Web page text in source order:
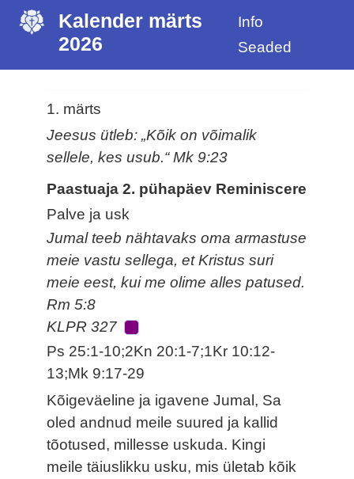
Kalender märts
2026
Info
Seaded
1. märts
Jeesus ütleb: „Kõik on võimalik
sellele, kes usub.“ Mk 9:23
Paastuaja 2. pühapäev Reminiscere
Palve ja usk
Jumal teeb nähtavaks oma armastuse
meie vastu sellega, et Kristus suri
meie eest, kui me olime alles patused.
Rm 5:8
KLPR 327
Ps 25:1-10;2Kn 20:1-7;1Kr 10:12-
13;Mk 9:17-29
Kõigeväeline ja igavene Jumal, Sa
oled andnud meile suured ja kallid
tõotused, millesse uskuda. Kingi
meile täiuslikku usku, mis ületab kõik